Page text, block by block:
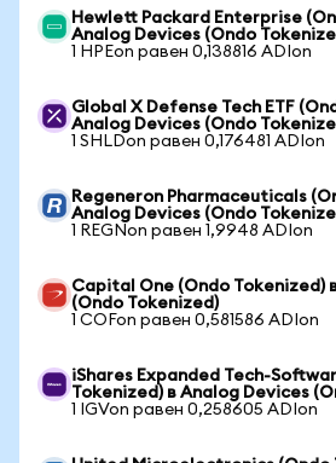
Hewlett Packard Enterprise
Analog Devices (Ondo
1 HPEon равен 0,138816 ADIon
Global X Defense Tech ETF
Analog Devices (Ondo
1 SHLDon равен 0,176481 ADIon
Regeneron Pharmaceuticals
Analog Devices (Ondo
1 REGNon равен 1,9948 ADIon
Capital One (Ondo Tokenized)
(Ondo Tokenized)
1 COFon равен 0,581586 ADIon
iShares Expanded Tech-
Tokenized) в Analog Devices
1 IGVon равен 0,258605 ADIon